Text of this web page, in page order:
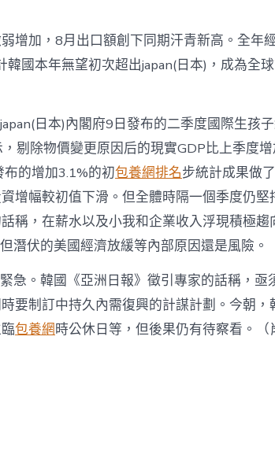
包
養
網
中
國
網〉
中
增加，8月出口額創下同期汗青新高。全年
國本年無望初次超出japan(日本)，成為全
日本)內閣府9日發布的二季度國際生孩
剔除物價變更原因后的現實GDP比上季度增
的增加3.1%的初包養網排名步統計成果做
增幅較初值下滑。但全體時隔一個季度仍堅
稱，在薪水以及小我和企業收入浮現積極趨
潛伏的美國經濟放緩等內部原因還是風險。
急。韓國《亞洲日報》徵引專家的話稱，亟
要制訂中持久內需復興的計謀計劃。今朝，
包養網時公休日等，但後果仍有待察看。（